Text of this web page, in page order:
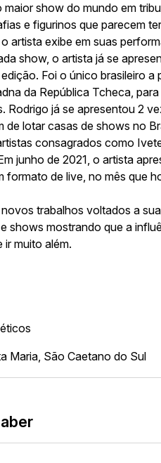
maior show do mundo em
e figurinos que parecem
artista exibe em suas
show, o artista já se
Foi o único brasileiro a
da República Tcheca,
Rodrigo já se apresentou 2
de lotar casas de shows no
consagrados como
junho de 2021, o artista
formato de live, no mês que
trabalhos voltados a
shows mostrando que a
muito além.
Maria, São Caetano do Sul